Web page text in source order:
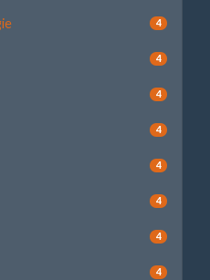
4
4
4
4
4
4
4
4